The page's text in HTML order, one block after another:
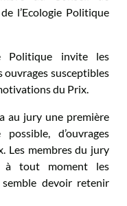
l’Ecologie Politique
Politique invite les
susceptibles
du Prix.
au jury une première
d’ouvrages
Les membres du jury
à tout moment les
devoir retenir